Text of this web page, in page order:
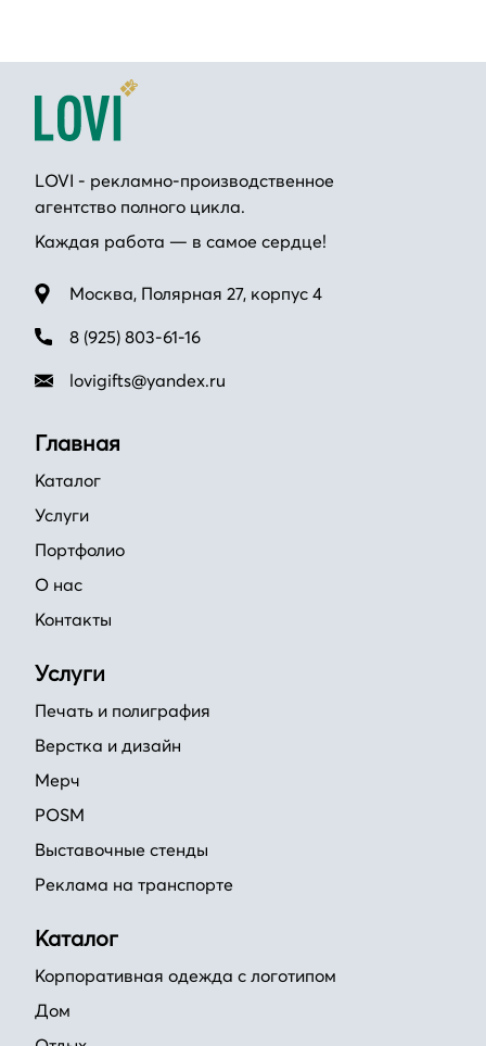
LOVI - рекламно-производственное
агентство полного цикла.
Каждая работа — в самое сердце!
Москва, Полярная 27, корпус 4
8 (925) 803-61-16
lovigifts@yandex.ru
Главная
Каталог
Услуги
Портфолио
О нас
Контакты
Услуги
Печать и полиграфия
Верстка и дизайн
Мерч
POSM
Выставочные стенды
Реклама на транспорте
Каталог
Корпоративная одежда с логотипом
Дом